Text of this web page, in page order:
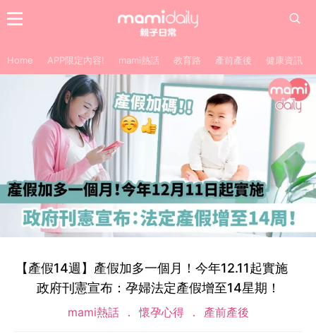
Home APP限定內容! mami熱話 教育路 產前產後 健康資訊
【產假14週】產假加多一個月！今年12.11起實施
政府刊憲宣布：孕婦法定產假增至14星期！
mami熱話 懷孕心得 產前產後